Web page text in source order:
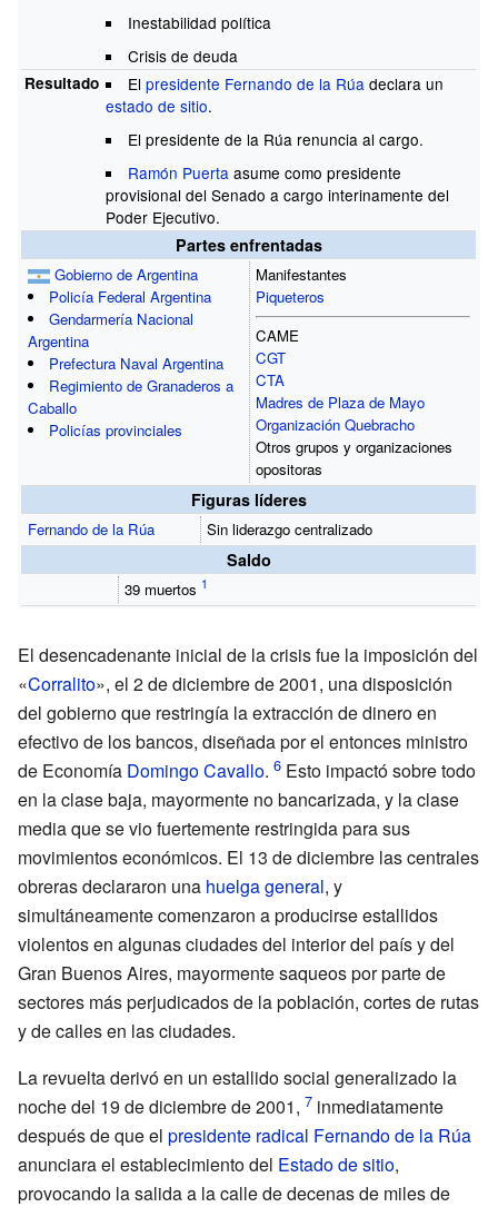
Inestabilidad política
Crisis de deuda
Resultado El presidente Fernando de la Rúa declara un
estado de sitio.
El presidente de la Rúa renuncia al cargo.
Ramón Puerta asume como presidente
provisional del Senado a cargo interinamente del
Poder Ejecutivo.
Partes enfrentadas
Gobierno de Argentina
Policía Federal Argentina
Gendarmería Nacional
Argentina
Prefectura Naval Argentina
Regimiento de Granaderos a
Caballo
Policías provinciales
Manifestantes
Piqueteros
CAME
CGT
CTA
Madres de Plaza de Mayo
Organización Quebracho
Otros grupos y organizaciones
opositoras
Figuras líderes
Fernando de la Rúa Sin liderazgo centralizado
Saldo
39 muertos
El desencadenante inicial de la crisis fue la imposición del
«Corralito», el 2 de diciembre de 2001, una disposición
del gobierno que restringía la extracción de dinero en
efectivo de los bancos, diseñada por el entonces ministro
de Economía Domingo Cavallo.
Esto impactó sobre todo
en la clase baja, mayormente no bancarizada, y la clase
media que se vio fuertemente restringida para sus
movimientos económicos. El 13 de diciembre las centrales
obreras declararon una huelga general, y
simultáneamente comenzaron a producirse estallidos
violentos en algunas ciudades del interior del país y del
Gran Buenos Aires, mayormente saqueos por parte de
sectores más perjudicados de la población, cortes de rutas
y de calles en las ciudades.
La revuelta derivó en un estallido social generalizado la
noche del 19 de diciembre de 2001,
inmediatamente
después de que el presidente radical Fernando de la Rúa
anunciara el establecimiento del Estado de sitio,
provocando la salida a la calle de decenas de miles de